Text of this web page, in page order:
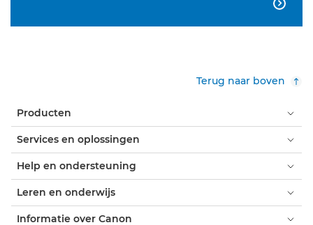

Terug naar boven
Producten
Services en oplossingen
Help en ondersteuning
Leren en onderwijs
Informatie over Canon